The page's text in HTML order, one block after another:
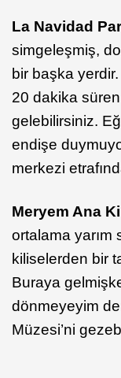
La Navidad
simgeleşmiş,
bir başka
20 dakika
gelebilirsiniz.
endişe
merkezi
Meryem Ana
ortalama yarım
kiliselerden bir
Buraya
dönmeyeyim
Müzesi’ni